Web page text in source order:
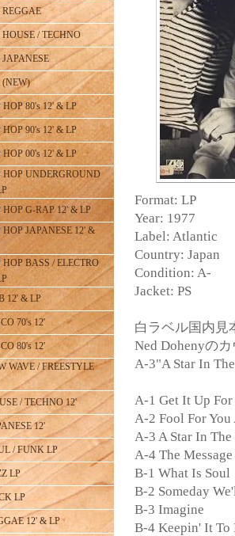
REGGAE
HOUSE / TECHNO
JAPANESE
(NEW)
HOP 80's 12' & LP
HOP 90's 12' & LP
HOP 00's 12' & LP
HOP UNDERGROUND
HOP G-RAP 12' & LP
HOP JAPANESE 12' &
HOP BASS / ELECTRO
12' & LP
70's 12'
80's 12'
WAVE / FREESTYLE
/ TECHNO 12'
12'
/ FUNK LP
LP
LP
12' & LP
Format: LP
Year: 1977
Label: Atlantic
Country: Japan
Condition: A-
Jacket: PS
白ラベル国内見
Ned Dohenyの
A-3"A Star In
A-1 Get It Up
A-2 Fool For
A-3 A Star In The
A-4 The Message
B-1 What Is Soul
B-2 Someday
B-3 Imagine
B-4 Keepin' It To